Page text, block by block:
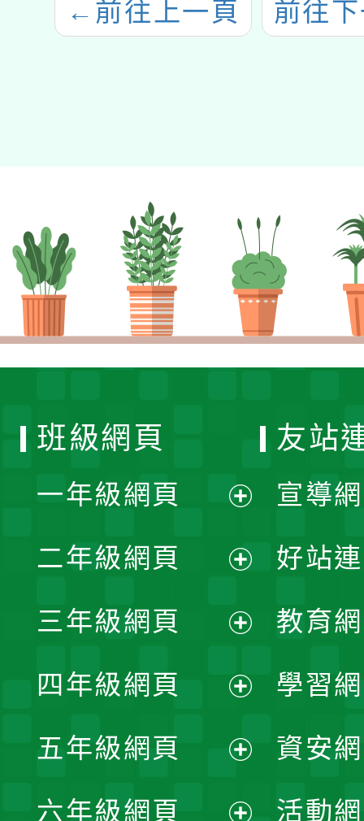
← 前往上一頁 前往
班級網頁
一年級網頁
開
選
單
二年級網頁
開
選
單
三年級網頁
開
選
單
四年級網頁
開
五年級網頁
六年級網頁
友站
宣導
好站
教育
學習
資安
活動